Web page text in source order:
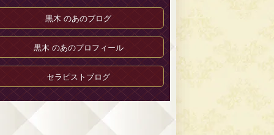
黒木 のあのブログ
黒木 のあのプロフィール
セラピストブログ